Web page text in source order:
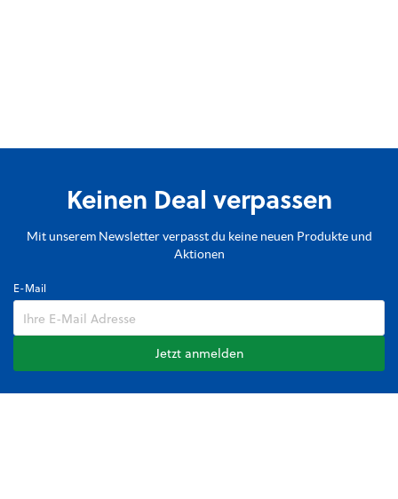
Keinen Deal verpassen
Mit unserem Newsletter verpasst du keine neuen Produkte und
Aktionen
E-Mail
Jetzt anmelden